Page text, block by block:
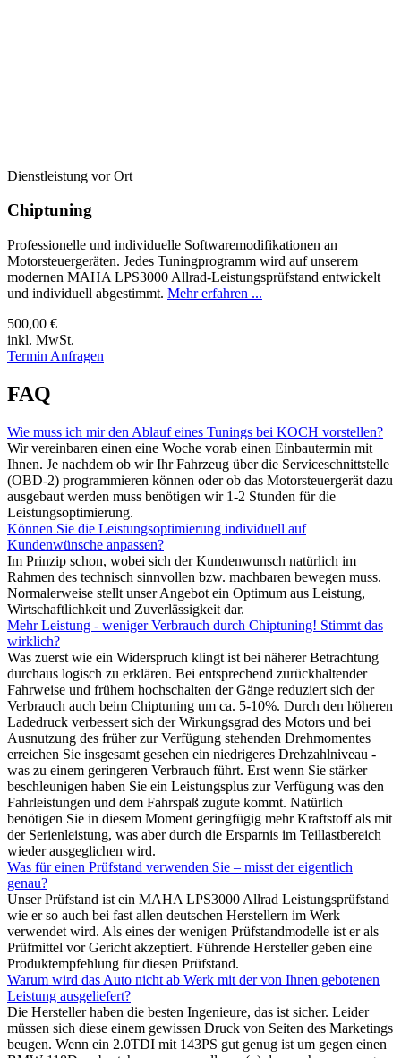
Dienstleistung vor Ort
Chiptuning
Professionelle und individuelle Softwaremodifikationen an
Motorsteuergeräten. Jedes Tuningprogramm wird auf unserem
modernen MAHA LPS3000 Allrad-Leistungsprüfstand entwickelt
und individuell abgestimmt. Mehr erfahren ...
500,00 €
inkl. MwSt.
Termin Anfragen
FAQ
Wie muss ich mir den Ablauf eines Tunings bei KOCH vorstellen?
Wir vereinbaren einen eine Woche vorab einen Einbautermin mit
Ihnen. Je nachdem ob wir Ihr Fahrzeug über die Serviceschnittstelle
(OBD-2) programmieren können oder ob das Motorsteuergerät dazu
ausgebaut werden muss benötigen wir 1-2 Stunden für die
Leistungsoptimierung.
Können Sie die Leistungsoptimierung individuell auf
Kundenwünsche anpassen?
Im Prinzip schon, wobei sich der Kundenwunsch natürlich im
Rahmen des technisch sinnvollen bzw. machbaren bewegen muss.
Normalerweise stellt unser Angebot ein Optimum aus Leistung,
Wirtschaftlichkeit und Zuverlässigkeit dar.
Mehr Leistung - weniger Verbrauch durch Chiptuning! Stimmt das
wirklich?
Was zuerst wie ein Widerspruch klingt ist bei näherer Betrachtung
durchaus logisch zu erklären. Bei entsprechend zurückhaltender
Fahrweise und frühem hochschalten der Gänge reduziert sich der
Verbrauch auch beim Chiptuning um ca. 5-10%. Durch den höheren
Ladedruck verbessert sich der Wirkungsgrad des Motors und bei
Ausnutzung des früher zur Verfügung stehenden Drehmomentes
erreichen Sie insgesamt gesehen ein niedrigeres Drehzahlniveau -
was zu einem geringeren Verbrauch führt. Erst wenn Sie stärker
beschleunigen haben Sie ein Leistungsplus zur Verfügung was den
Fahrleistungen und dem Fahrspaß zugute kommt. Natürlich
benötigen Sie in diesem Moment geringfügig mehr Kraftstoff als mit
der Serienleistung, was aber durch die Ersparnis im Teillastbereich
wieder ausgeglichen wird.
Was für einen Prüfstand verwenden Sie – misst der eigentlich
genau?
Unser Prüfstand ist ein MAHA LPS3000 Allrad Leistungsprüfstand
wie er so auch bei fast allen deutschen Herstellern im Werk
verwendet wird. Als eines der wenigen Prüfstandmodelle ist er als
Prüfmittel vor Gericht akzeptiert. Führende Hersteller geben eine
Produktempfehlung für diesen Prüfstand.
Warum wird das Auto nicht ab Werk mit der von Ihnen gebotenen
Leistung ausgeliefert?
Die Hersteller haben die besten Ingenieure, das ist sicher. Leider
müssen sich diese einem gewissen Druck von Seiten des Marketings
beugen. Wenn ein 2.0TDI mit 143PS gut genug ist um gegen einen